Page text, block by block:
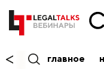
главное